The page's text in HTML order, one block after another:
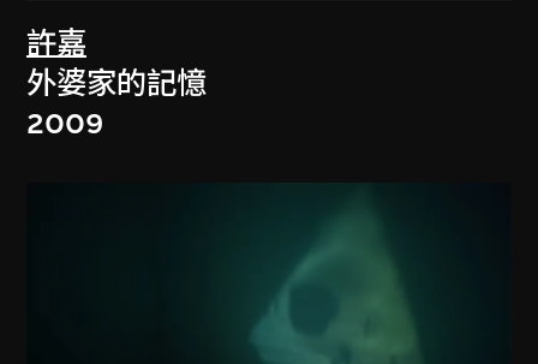
許嘉
外婆家的記憶
2009